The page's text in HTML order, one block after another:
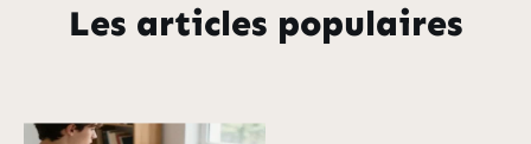
Les articles populaires